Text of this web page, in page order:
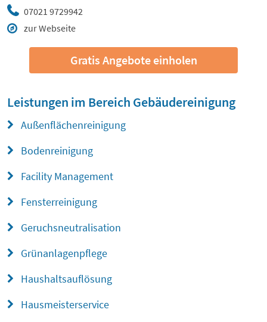
07021 9729942
zur Webseite
Gratis Angebote einholen
Leistungen im Bereich Gebäudereinigung
Außenflächenreinigung
Bodenreinigung
Facility Management
Fensterreinigung
Geruchsneutralisation
Grünanlagenpflege
Haushaltsauflösung
Hausmeisterservice